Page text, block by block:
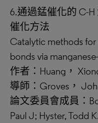
6.通過錳催化的 C-H
催化方法
Catalytic methods
bonds via
作者：Huang，
導師：Groves，
論文委員會成員：
Paul J; Hyster, Todd